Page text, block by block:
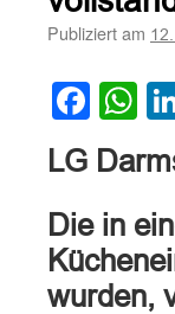
Publiziert am
LG
Die in
wurden,